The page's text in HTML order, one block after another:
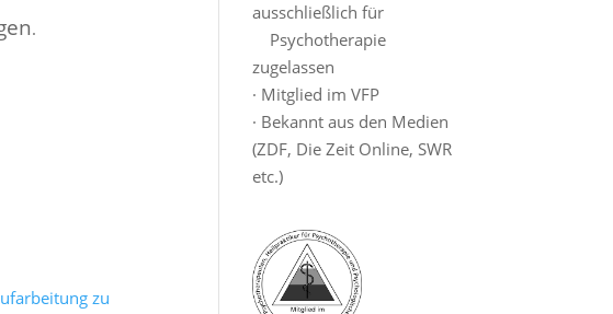
.
zu
ausschließlich für
Psychotherapie
zugelassen
· Mitglied im VFP
· Bekannt aus den Medien
(ZDF, Die Zeit Online, SWR
etc.)